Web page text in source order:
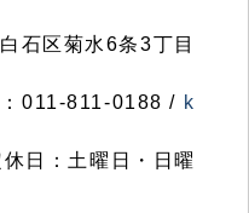
石区菊水6条3丁目
011-811-0188 / k
日：土曜日・日曜